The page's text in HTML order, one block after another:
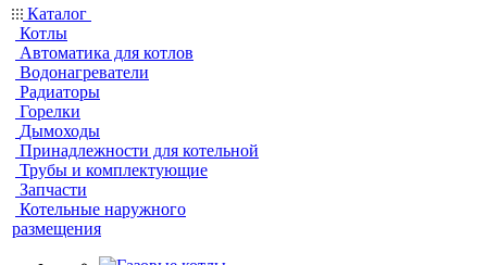
Каталог
Котлы
Автоматика для котлов
Водонагреватели
Радиаторы
Горелки
Дымоходы
Принадлежности для котельной
Трубы и комплектующие
Запчасти
Котельные наружного
размещения